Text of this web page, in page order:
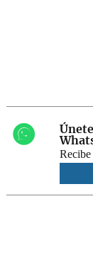
Recibe